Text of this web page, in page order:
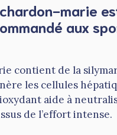
marie
aux
contient de la
les cellules
aide à
de l’effort intense.